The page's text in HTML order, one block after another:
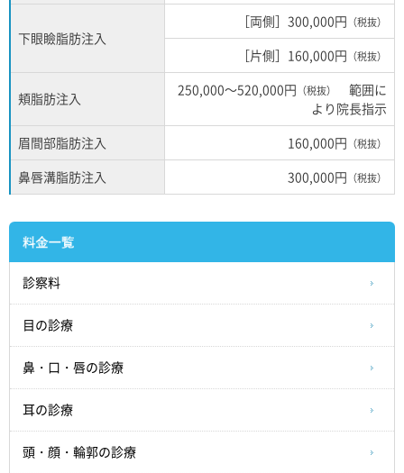
下眼瞼脂肪注入
［両側］300,000円 （税抜）
［片側］160,000円 （税抜）
頬脂肪注入 250,000～520,000円 （税抜）
範囲に
より院長指示
眉間部脂肪注入
160,000円 （税抜）
鼻唇溝脂肪注入 300,000円 （税抜）
診察料
目の診療
鼻・口・唇の診療
耳の診療
頭・顔・輪郭の診療